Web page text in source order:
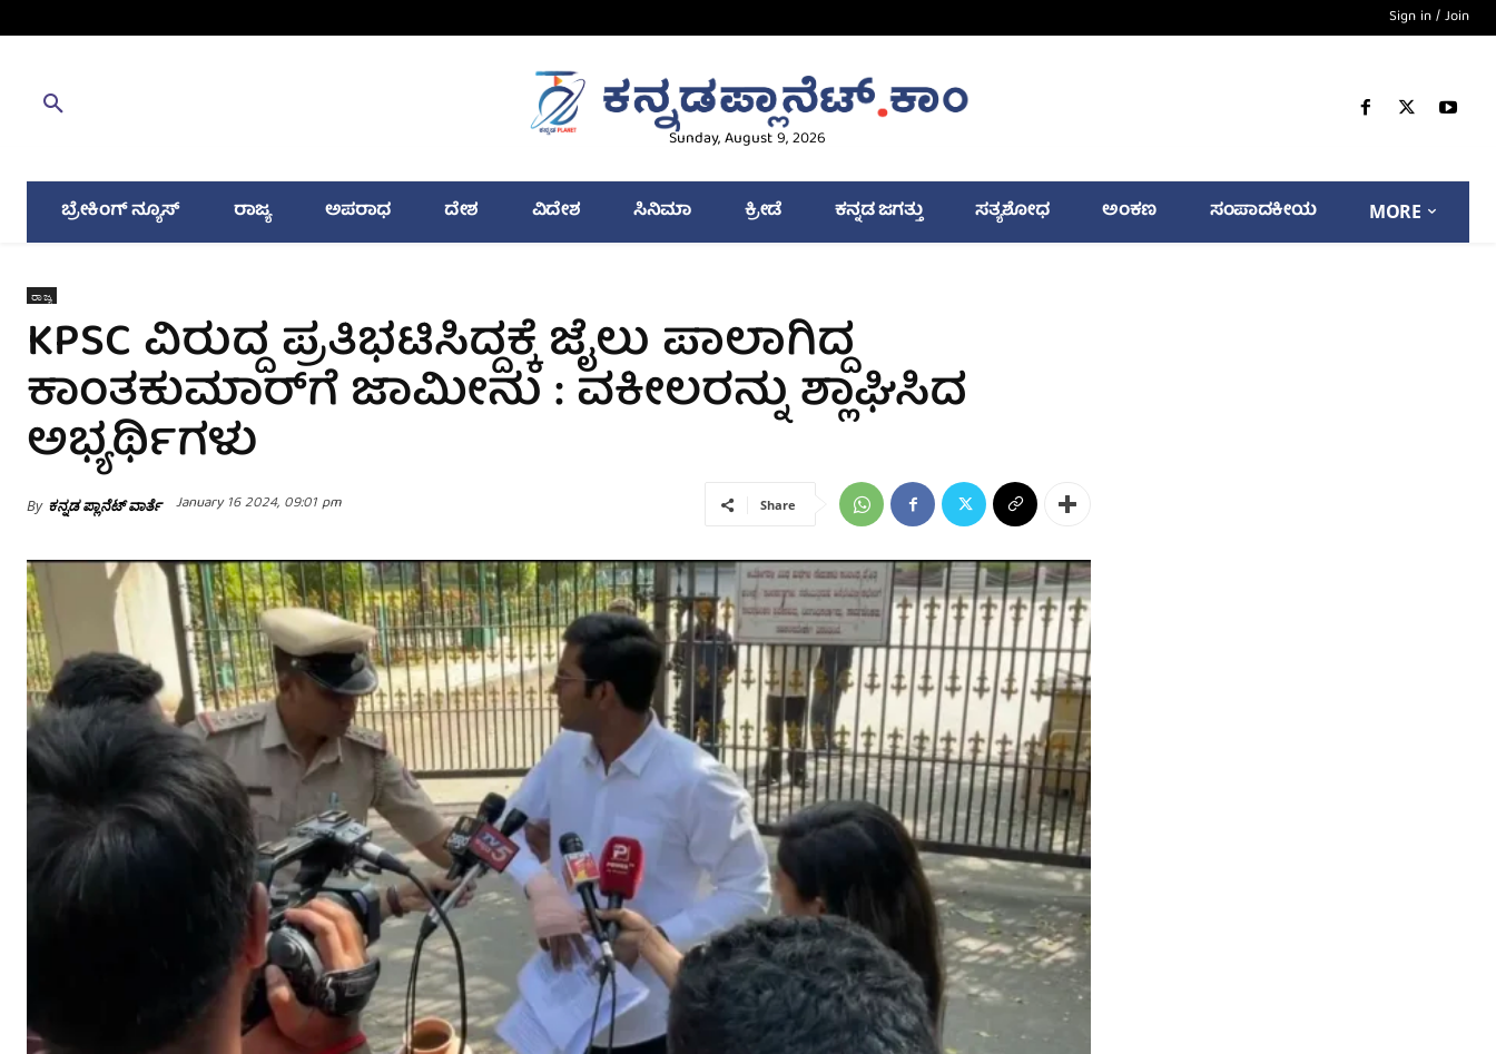
Sign in / Join
Sunday, August 9, 2026
ಬ್ರೇಕಿಂಗ್ ನ್ಯೂಸ್ ರಾಜ್ಯ ಅಪರಾಧ ದೇಶ ವಿದೇಶ ಸಿನಿಮಾ ಕ್ರೀಡೆ ಕನ್ನಡ ಜಗತ್ತು ಸತ್ಯಶೋಧ ಅಂಕಣ ಸಂಪಾದಕೀಯ MORE
ರಾಜ್ಯ
KPSC ವಿರುದ್ದ ಪ್ರತಿಭಟಿಸಿದ್ದಕ್ಕೆ ಜೈಲು ಪಾಲಾಗಿದ್ದ
ಕಾಂತಕುಮಾರ್‌ಗೆ ಜಾಮೀನು : ವಕೀಲರನ್ನು ಶ್ಲಾಘಿಸಿದ
ಅಭ್ಯರ್ಥಿಗಳು
By ಕನ್ನಡ ಪ್ಲಾನೆಟ್ ವಾರ್ತೆ January 16 2024, 09:01 pm Share